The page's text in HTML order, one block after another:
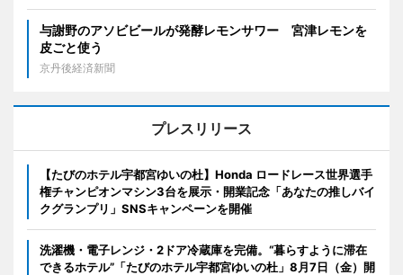
与謝野のアソビビールが発酵レモンサワー 宮津レモンを
皮ごと使う
京丹後経済新聞
プレスリリース
【たびのホテル宇都宮ゆいの杜】Honda ロードレース世界選手
権チャンピオンマシン3台を展示・開業記念「あなたの推しバイ
クグランプリ」SNSキャンペーンを開催
洗濯機・電子レンジ・2ドア冷蔵庫を完備。“暮らすように滞在
できるホテル”「たびのホテル宇都宮ゆいの杜」8月7日（金）開